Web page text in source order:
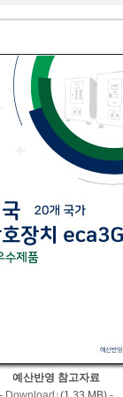
예산반영 참고자료